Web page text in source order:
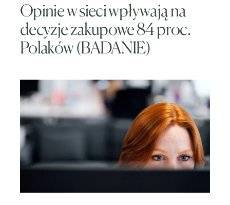
Opinie w sieci wpływają na
decyzje zakupowe 84 proc.
Polaków (BADANIE)